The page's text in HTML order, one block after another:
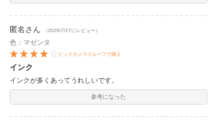
匿名 さん （2026/7/27にレビュー）
色：マゼンタ
ビックカメラグループで購入
インク
インクが多くあってうれしいです。
参考になった